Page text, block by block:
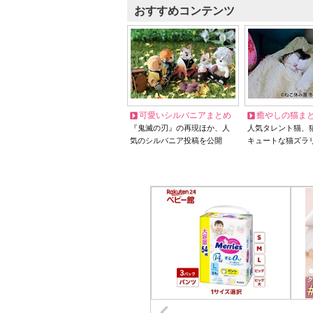
おすすめコンテンツ
可愛いシルバニアまとめ
『鬼滅の刃』の再現ほか、人
気のシルバニア投稿を公開
癒やしの猫ま
人気タレント猫
キュートな猫ズラ